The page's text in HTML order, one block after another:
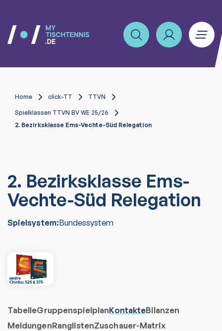
Home click-TT TTVN
Spielklassen TTVN BV WE 25/26
2. Bezirksklasse Ems-Vechte-Süd Relegation
2. Bezirksklasse Ems-
Vechte-Süd Relegation
Spielsystem:Bundessystem
TabelleGruppenspielplanKontakteBilanzen
MeldungenRanglistenZuschauer-Matrix